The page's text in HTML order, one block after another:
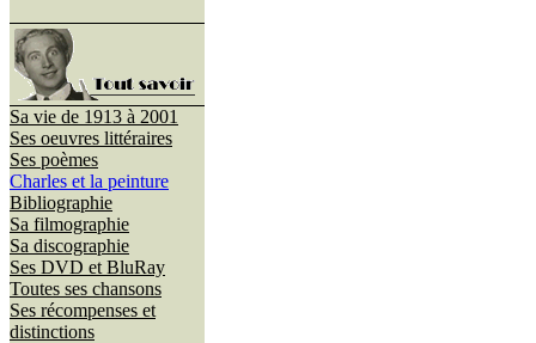
Sa vie de 1913 à 2001
Ses oeuvres littéraires
Ses poèmes
Charles et la peinture
Bibliographie
Sa filmographie
Sa discographie
Ses DVD et BluRay
Toutes ses chansons
Ses récompenses et
distinctions